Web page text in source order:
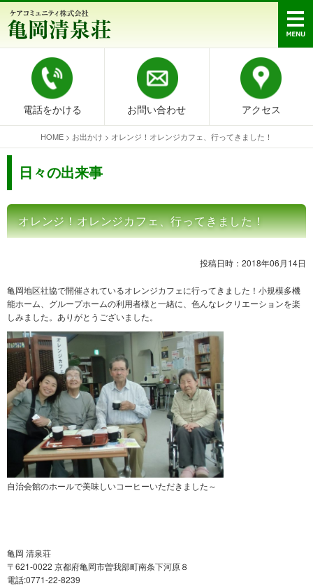
電話をかける お問い合わせ アクセス
HOME > お出かけ > オレンジ！オレンジカフェ、行ってきました！
日々の出来事
オレンジ！オレンジカフェ、行ってきました！
投稿日時：2018年06月14日
亀岡地区社協で開催されているオレンジカフェに行ってきました！小規模多機
能ホーム、グループホームの利用者様と一緒に、色んなレクリエーションを楽
しみました。ありがとうございました。
自治会館のホールで美味しいコーヒーいただきました～
亀岡 清泉荘
〒621-0022 京都府亀岡市曽我部町南条下河原８
電話:0771-22-8239